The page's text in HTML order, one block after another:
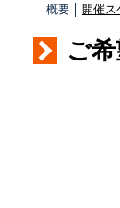
概要 │ 開催ス
ご